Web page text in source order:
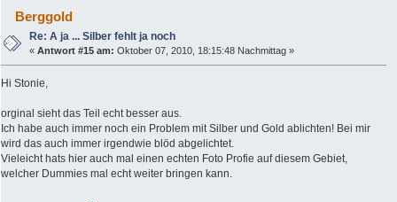
(Gelesen 14111 mal)
Berggold
Re: A ja ... Silber fehlt ja noch
«Antwort #15 am: Oktober 07, 2010, 18:15:48 Nachmittag »
Hi Stonie,
orginal sieht das Teil echt besser aus.
Ich habe auch immer noch ein Problem mit Silber und Gold ablichten! Bei mir
wird das auch immer irgendwie blöd abgelichtet.
Vieleicht hats hier auch mal einen echten Foto Profie auf diesem Gebiet,
welcher Dummies mal echt weiter bringen kann.